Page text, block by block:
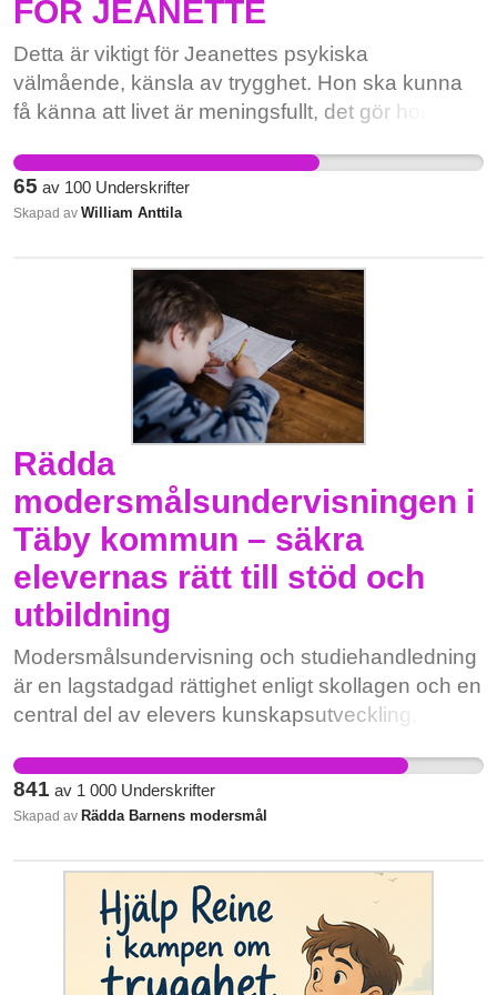
FÖR JEANETTE
Detta är viktigt för Jeanettes psykiska
välmående, känsla av trygghet. Hon ska kunna
få känna att livet är meningsfullt, det gör hon när
65 av 100 Underskrifter
Skapad av William Anttila
Rädda
modersmålsundervisningen i
Täby kommun – säkra
elevernas rätt till stöd och
utbildning
Modersmålsundervisning och studiehandledning
är en lagstadgad rättighet enligt skollagen och en
central del av elevers kunskapsutveckling,
många elever är modersmålet avgörande för att
kunna tillgodogöra sig undervisningen i andra
ämnen och därmed nå gymnasie- och
organisationen påverkar inte bara strukturen,
utan i praktiken elevers tillgång till undervisning,
kontinuitet och likvärdighet. När undervisning
samlas i större grupper eller förläggs längre från
841 av 1 000 Underskrifter
Skapad av Rädda Barnens modersmål